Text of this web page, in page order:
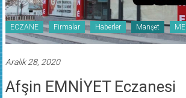
ECZANE Firmalar Haberler Manşet
Aralık 28, 2020
Afşin EMNİYET Eczanesi